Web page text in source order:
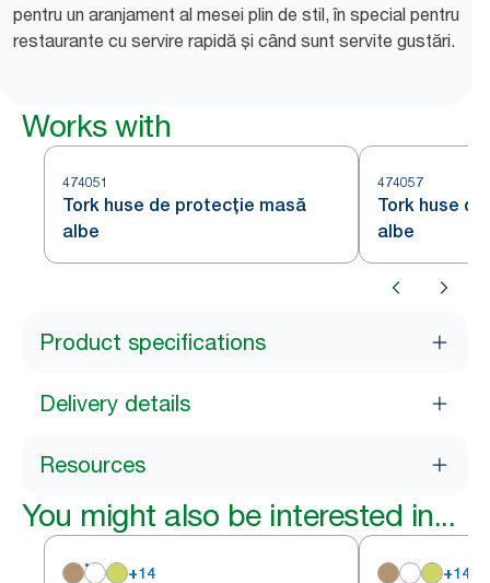
pentru un aranjament al mesei plin de stil, în special pentru
restaurante cu servire rapidă și când sunt servite gustări.
Works with
474051
Tork huse de protecție masă
albe
474057
Tork huse
albe
Product specifications
Delivery details
Resources
You might also be interested in...
+14 +14